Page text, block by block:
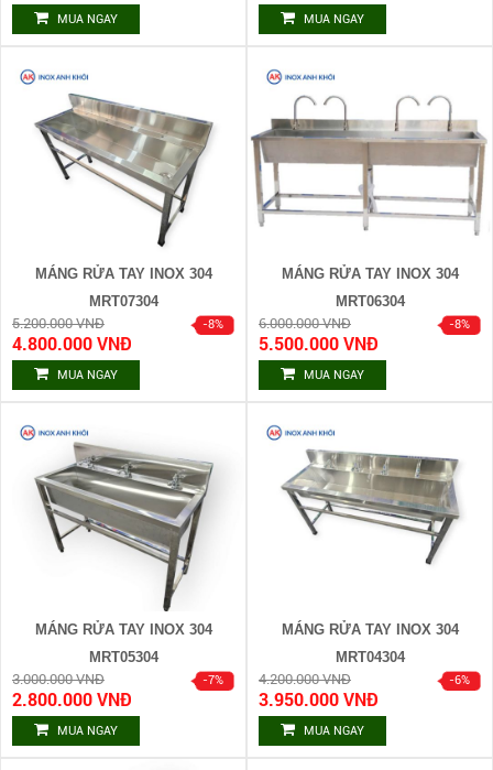
MUA NGAY MUA NGAY
MÁNG RỬA TAY INOX 304
MRT07304
5.200.000 VNĐ
4.800.000 VNĐ
MUA NGAY
MÁNG RỬA TAY INOX 304
MRT06304
6.000.000 VNĐ
5.500.000 VNĐ
MUA NGAY
MÁNG RỬA TAY INOX 304
MRT05304
3.000.000 VNĐ
2.800.000 VNĐ
MUA NGAY
MÁNG RỬA TAY INOX 304
MRT04304
4.200.000 VNĐ
3.950.000 VNĐ
MUA NGAY